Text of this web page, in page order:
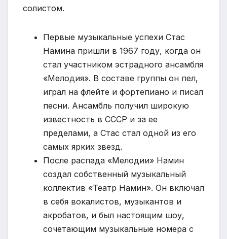
солистом.
Первые музыкальные успехи Стас
Намина пришли в 1967 году, когда он
стал участником эстрадного ансамбля
«Мелодия». В составе группы он пел,
играл на флейте и фортепиано и писал
песни. Ансамбль получил широкую
известность в СССР и за ее
пределами, а Стас стал одной из его
самых ярких звезд.
После распада «Мелодии» Намин
создал собственный музыкальный
коллектив «Театр Намин». Он включал
в себя вокалистов, музыкантов и
акробатов, и был настоящим шоу,
сочетающим музыкальные номера с